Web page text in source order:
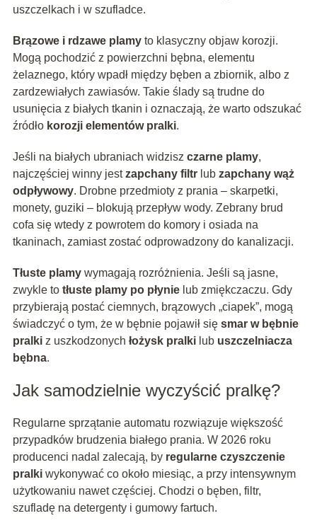
uszczelkach i w szufladce.
Brązowe i rdzawe plamyto klasyczny objaw korozji.
Mogą pochodzić z powierzchni bębna, elementu
żelaznego, który wpadł między bęben a zbiornik, albo z
zardzewiałych zawiasów. Takie ślady są trudne do
usunięcia z białych tkanin i oznaczają, że warto odszukać
źródło korozji elementów pralki.
Jeśli na białych ubraniach widzisz czarne plamy,
najczęściej winny jestzapchany filtrlub zapchany wąż
odpływowy. Drobne przedmioty z prania – skarpetki,
monety, guziki – blokują przepływ wody. Zebrany brud
cofa się wtedy z powrotem do komory i osiada na
tkaninach, zamiast zostać odprowadzony do kanalizacji.
Tłuste plamywymagają rozróżnienia. Jeśli są jasne,
zwykle to tłuste plamy po płynielub zmiękczaczu. Gdy
przybierają postać ciemnych, brązowych „ciapek”, mogą
świadczyć o tym, że w bębnie pojawił się smar w bębnie
pralkiz uszkodzonych łożysk pralkilub uszczelniacza
bębna.
Jak samodzielnie wyczyścić pralkę?
Regularne sprzątanie automatu rozwiązuje większość
przypadków brudzenia białego prania. W 2026 roku
producenci nadal zalecają, by regularne czyszczenie
pralkiwykonywać co około miesiąc, a przy intensywnym
użytkowaniu nawet częściej. Chodzi o bęben, filtr,
szufladę na detergenty i gumowy fartuch.